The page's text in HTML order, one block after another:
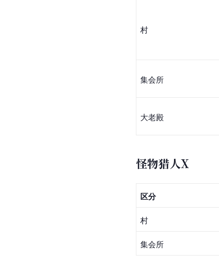
村
集会所
大老殿
怪物猎人X
区分
村
集会所